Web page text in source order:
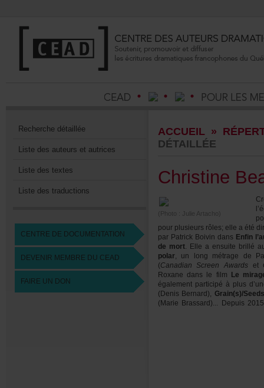
Recherchedétaillée
Listedesauteursetautrices
Listedestextes
Listedestraductions
CENTREDEDOCUMENTATION
DEVENIRMEMBREDUCEAD
FAIREUNDON
ACCUEIL»
DÉTAILLÉE
(Photo:JulieArtacho)
parPatrickBoivindans
demort
polar
(CanadianScreenAwardset
Roxanedanslefilm
(DenisBernard), Grain(s)/